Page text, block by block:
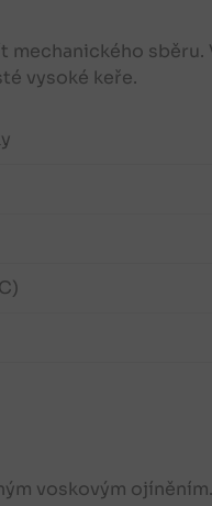
sběru.
vysoké keře.
voskovým